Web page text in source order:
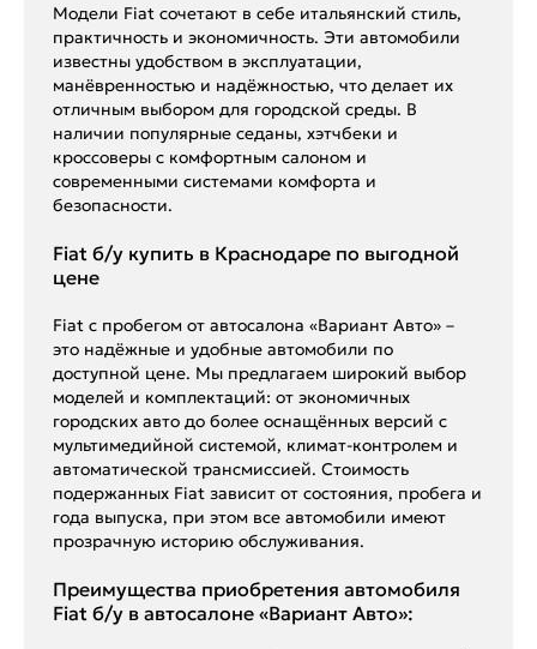
Модели Fiat сочетают в себе итальянский стиль,
практичность и экономичность. Эти автомобили
известны удобством в эксплуатации,
манёвренностью и надёжностью, что делает их
отличным выбором для городской среды. В
наличии популярные седаны, хэтчбеки и
кроссоверы с комфортным салоном и
современными системами комфорта и
безопасности.
Fiat б/у купить в Краснодаре по выгодной
цене
Fiat с пробегом от автосалона «Вариант Авто» –
это надёжные и удобные автомобили по
доступной цене. Мы предлагаем широкий выбор
моделей и комплектаций: от экономичных
городских авто до более оснащённых версий с
мультимедийной системой, климат-контролем и
автоматической трансмиссией. Стоимость
подержанных Fiat зависит от состояния, пробега и
года выпуска, при этом все автомобили имеют
прозрачную историю обслуживания.
Преимущества приобретения автомобиля
Fiat б/у в автосалоне «Вариант Авто»: